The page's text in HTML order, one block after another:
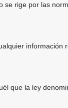
se rige por las
información
que la ley